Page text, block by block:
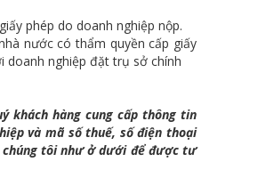
phép do doanh nghiệp nộp.
nước có thẩm quyền cấp giấy
doanh nghiệp đặt trụ sở chính
khách hàng cung cấp thông tin
và mã số thuế, số điện thoại
chúng tôi như ở dưới để được tư